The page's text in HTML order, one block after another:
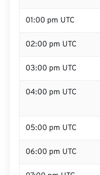
01:00 pm UTC
02:00 pm UTC
03:00 pm UTC
04:00 pm UTC
05:00 pm UTC
06:00 pm UTC